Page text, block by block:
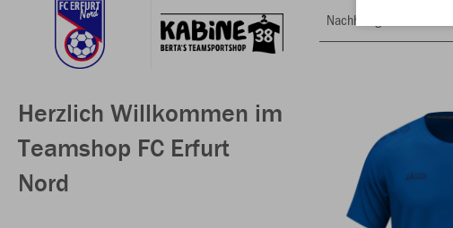
Herzlich Willkommen im
Teamshop FC Erfurt
Nord
Nachhaltig